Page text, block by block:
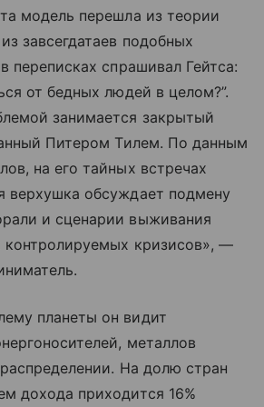
модель перешла из теории
завсегдатаев подобных
переписках спрашивал Гейтса:
от бедных людей в целом?”.
занимается закрытый
Питером Тилем. По данным
на его тайных встречах
верхушка обсуждает подмену
и сценарии выживания
контролируемых кризисов», —
планеты он видит
металлов
На долю стран
дохода приходится 16%